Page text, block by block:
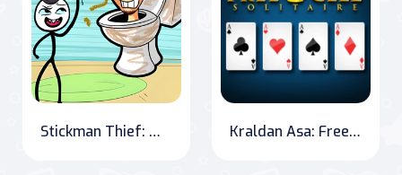
Stickman Thief: Master of Mischief Kraldan Asa: FreeCell Kart Oyunu